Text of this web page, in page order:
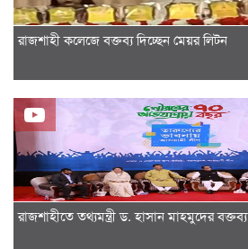
রাজশাহী কলেজে বক্তব্য দিচ্ছেন মেয়র লিটন
রাজশাহীতে তথ্যমন্ত্রী ড. হাসান মাহমুদের বক্তব্য